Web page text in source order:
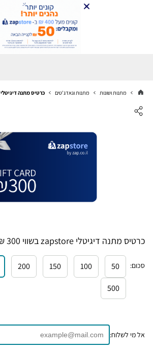
מתנות ושונות מתנות וגאדג'טים כרטיס מתנה דיגיטלי zapstore בשווי 300 ₪
כרטיס מתנה דיגיטלי zapstore בשווי 300 ₪
סכום:
50
100
150
200
500
אל מי לשלוח: